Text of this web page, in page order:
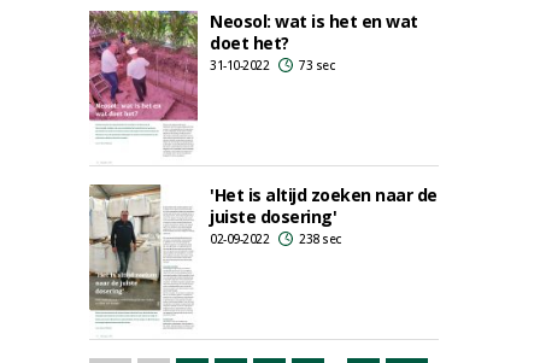
Neosol: wat is het en wat
doet het?
31-10-2022 73 sec
'Het is altijd zoeken naar de
juiste dosering'
02-09-2022 238 sec